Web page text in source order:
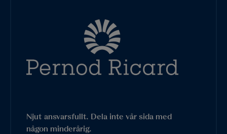
Njut ansvarsfullt. Dela inte vår sida med
någon minderårig.